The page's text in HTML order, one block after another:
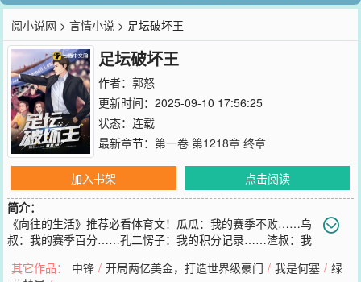
阅小说网 >言情小说 > 足坛破坏王
足坛破坏王
作者： 郭怒
更新时间：2025-09-10 17:56:25
状态：连载
最新章节： 第一卷 第1218章 终章
加入书架
点击阅读
简介：
《向往的生活》推荐必看体育文！瓜瓜：我的赛季不败……鸟
叔：我的赛季百分……孔二愣子：我的积分记录……渣叔：我
你们为难啊！可是没办法，谁让我是足坛空前绝后的破坏之王呢？
其它作品： 中锋 / 开局两亿美金，打造世界级豪门 / 我是何塞 / 绿